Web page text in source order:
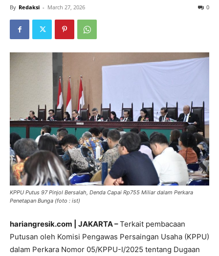
By Redaksi - March 27, 2026 0
KPPU Putus 97 Pinjol Bersalah, Denda Capai Rp755 Miliar dalam Perkara
Penetapan Bunga (foto : ist)
hariangresik.com | JAKARTA –Terkait pembacaan
Putusan oleh Komisi Pengawas Persaingan Usaha (KPPU)
dalam Perkara Nomor 05/KPPU-I/2025 tentang Dugaan